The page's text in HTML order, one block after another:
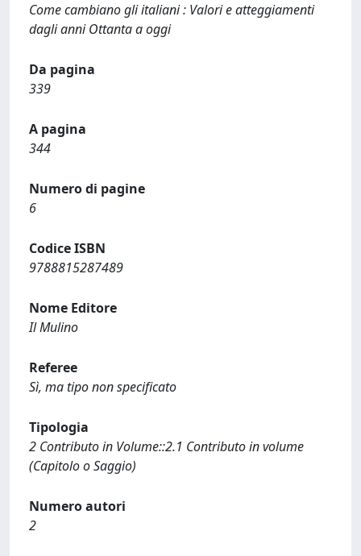
Come cambiano gli italiani : Valori e atteggiamenti
dagli anni Ottanta a oggi
Da pagina
339
A pagina
344
Numero di pagine
6
Codice ISBN
9788815287489
Nome Editore
Il Mulino
Referee
Sì, ma tipo non specificato
Tipologia
2 Contributo in Volume::2.1 Contributo in volume
(Capitolo o Saggio)
Numero autori
2